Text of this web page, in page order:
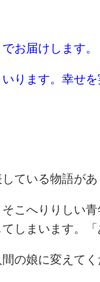
お届けします。
ます。幸せ
ている物語があ
こへりりしい青
まいます。
の娘に変えて